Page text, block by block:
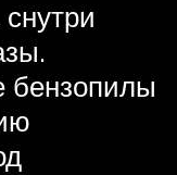
бензопилы